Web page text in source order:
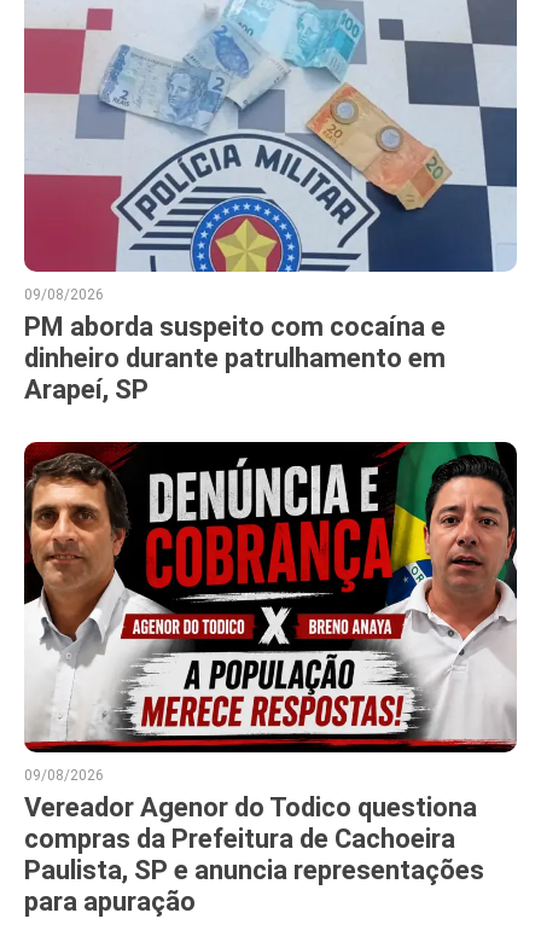
09/08/2026
PM aborda suspeito com cocaína e
dinheiro durante patrulhamento em
Arapeí, SP
09/08/2026
Vereador Agenor do Todico questiona
compras da Prefeitura de Cachoeira
Paulista, SP e anuncia representações
para apuração